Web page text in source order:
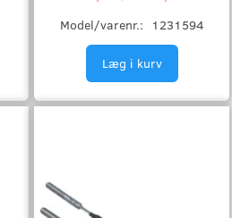
Model/varenr.: 1231594
Læg i kurv